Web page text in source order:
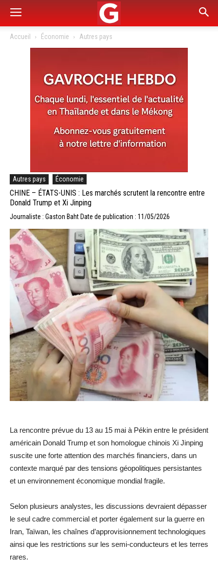
Accueil Économie Autres pays
Autres pays Économie
CHINE – ÉTATS-UNIS : Les marchés scrutent la rencontre entre
Donald Trump et Xi Jinping
Journaliste : Gaston Baht Date de publication : 11/05/2026
La rencontre prévue du 13 au 15 mai à Pékin entre le président
américain Donald Trump et son homologue chinois Xi Jinping
suscite une forte attention des marchés financiers, dans un
contexte marqué par des tensions géopolitiques persistantes
et un environnement économique mondial fragile.
Selon plusieurs analystes, les discussions devraient dépasser
le seul cadre commercial et porter également sur la guerre en
Iran, Taïwan, les chaînes d’approvisionnement technologiques
ainsi que les restrictions sur les semi-conducteurs et les terres
rares.